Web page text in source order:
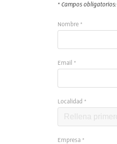
* Campos
Nombre *
Email *
Localidad *
Empresa *